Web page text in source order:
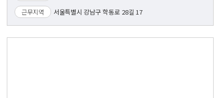
근무지역
서울특별시 강남구 학동로 28길 17